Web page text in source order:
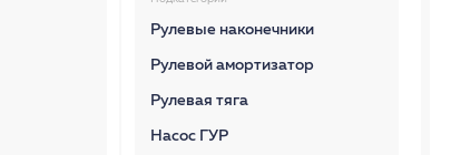
Рулевые наконечники
Рулевой амортизатор
Рулевая тяга
Насос ГУР